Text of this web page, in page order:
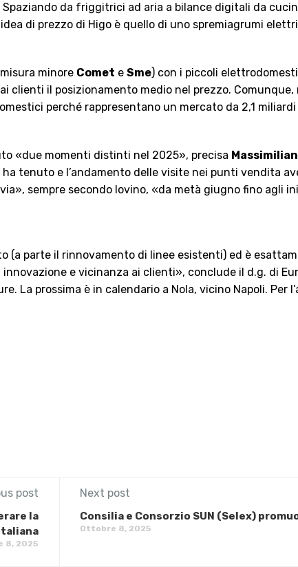
da friggitrici ad aria a bilance digitali da
di prezzo di Higo è quello di uno spremiagrumi
minore Comet e Sme) con i piccoli
clienti il posizionamento medio nel prezzo.
perché rappresentano un mercato da 2,1
«due momenti distinti nel 2025», precisa
tenuto e l’andamento delle visite nei punti vendita
sempre secondo Iovino, «da metà giugno fino agli
(a parte il rinnovamento di linee esistenti) ed è
e vicinanza ai clienti», conclude il d.g. di
La prossima è in calendario a Nola, vicino Napoli. Per
post
la
8, 2025
Next post
Consilia e Consorzio SUN (Selex)
Ottobre 8, 2025